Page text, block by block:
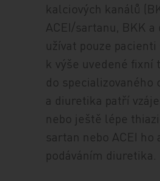
kalciových kanálů
ACEI/sartanu, BKK
užívat pouze
k výše uvedené
do specializovaného
a diuretika patří
nebo ještě lépe
sartan nebo ACEI
podáváním diuretika.